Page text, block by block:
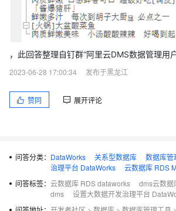
，此回答整理自钉群“阿里云DMS数据管理用
2023-06-28 17:00:34
发布于黑龙江
赞同 展开评论
问答分类： DataWorks 关系型数据库 数据库管
治理平台 DataWorks
云数据库 RDS
问答标签： 云数据库 RDS dataworks dms云数据
dms
设置大数据开发治理平台